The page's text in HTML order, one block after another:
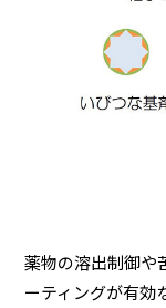
薬物の溶出制御や
ーティングが有効